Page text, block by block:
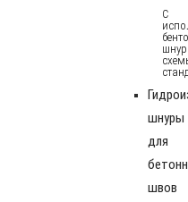
С
шнуры
для
швов